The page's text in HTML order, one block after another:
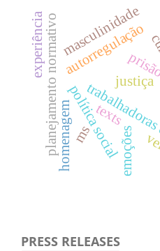
justiça
política social
planejamento normativoautorregulação
emoções
masculinidade
experiência
homenagem texts
ms
PRESS RELEASES